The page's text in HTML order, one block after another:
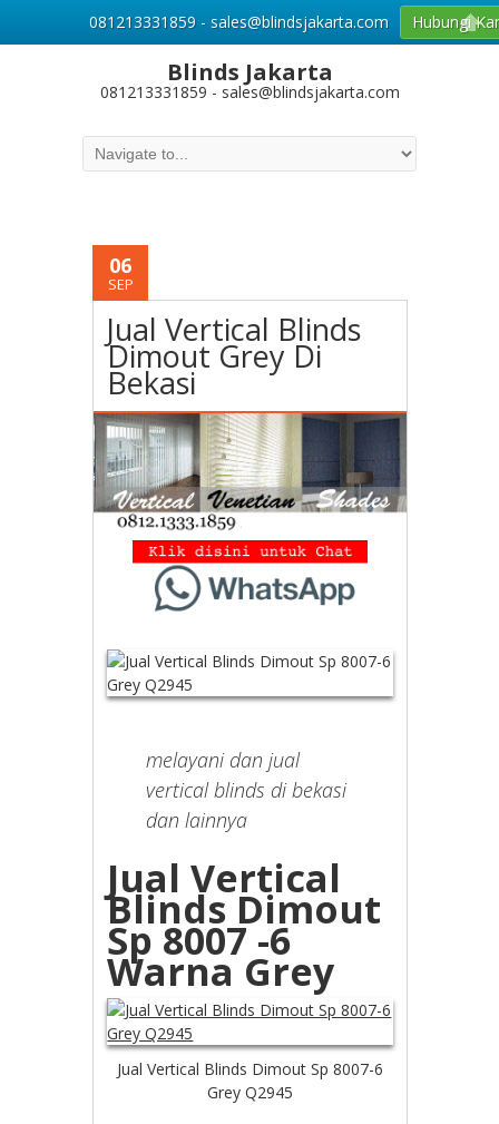
Blinds Jakarta
081213331859 - sales@blindsjakarta.com
06
SEP
Jual Vertical Blinds
Dimout Grey Di
Bekasi
melayani dan jual
vertical blinds di bekasi
dan lainnya
Jual Vertical
Blinds Dimout
Sp 8007 -6
Warna Grey
Jual Vertical Blinds Dimout Sp 8007-6
Grey Q2945
081213331859 - sales@blindsjakarta.com Hubungi